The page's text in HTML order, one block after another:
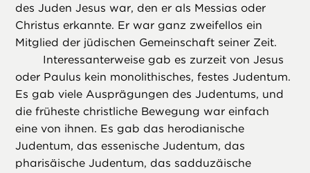
des Juden Jesus war, den er als Messias oder
Christus erkannte. Er war ganz zweifellos ein
Mitglied der jüdischen Gemeinschaft seiner Zeit.
Interessanterweise gab es zurzeit von Jesus
oder Paulus kein monolithisches, festes Judentum.
Es gab viele Ausprägungen des Judentums, und
die früheste christliche Bewegung war einfach
eine von ihnen. Es gab das herodianische
Judentum, das essenische Judentum, das
pharisäische Judentum, das sadduzäische